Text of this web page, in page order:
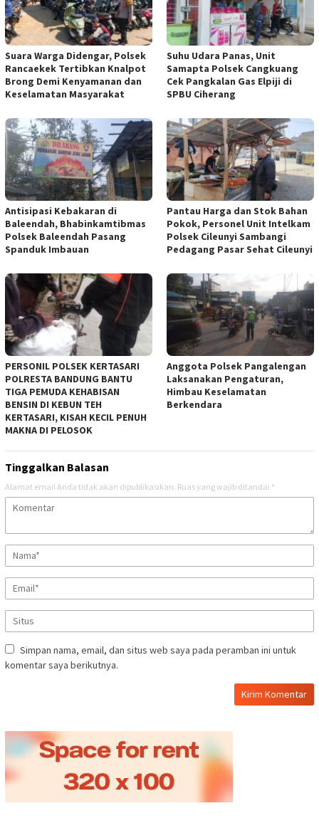
Suara Warga Didengar, Polsek
Rancaekek Tertibkan Knalpot
Brong Demi Kenyamanan dan
Keselamatan Masyarakat
Suhu Udara Panas, Unit
Samapta Polsek Cangkuang
Cek Pangkalan Gas Elpiji di
SPBU Ciherang
Antisipasi Kebakaran di
Baleendah, Bhabinkamtibmas
Polsek Baleendah Pasang
Spanduk Imbauan
Pantau Harga dan Stok Bahan
Pokok, Personel Unit Intelkam
Polsek Cileunyi Sambangi
Pedagang Pasar Sehat Cileunyi
PERSONIL POLSEK KERTASARI
POLRESTA BANDUNG BANTU
TIGA PEMUDA KEHABISAN
BENSIN DI KEBUN TEH
KERTASARI, KISAH KECIL PENUH
MAKNA DI PELOSOK
Anggota Polsek Pangalengan
Laksanakan Pengaturan,
Himbau Keselamatan
Berkendara
Tinggalkan Balasan
Alamat email Anda tidak akan dipublikasikan. Ruas yang wajib ditandai *
Simpan nama, email, dan situs web saya pada peramban ini untuk
komentar saya berikutnya.